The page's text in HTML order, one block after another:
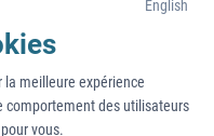
et accéder à la
English
la meilleure expérience
comportement des utilisateurs
vous.